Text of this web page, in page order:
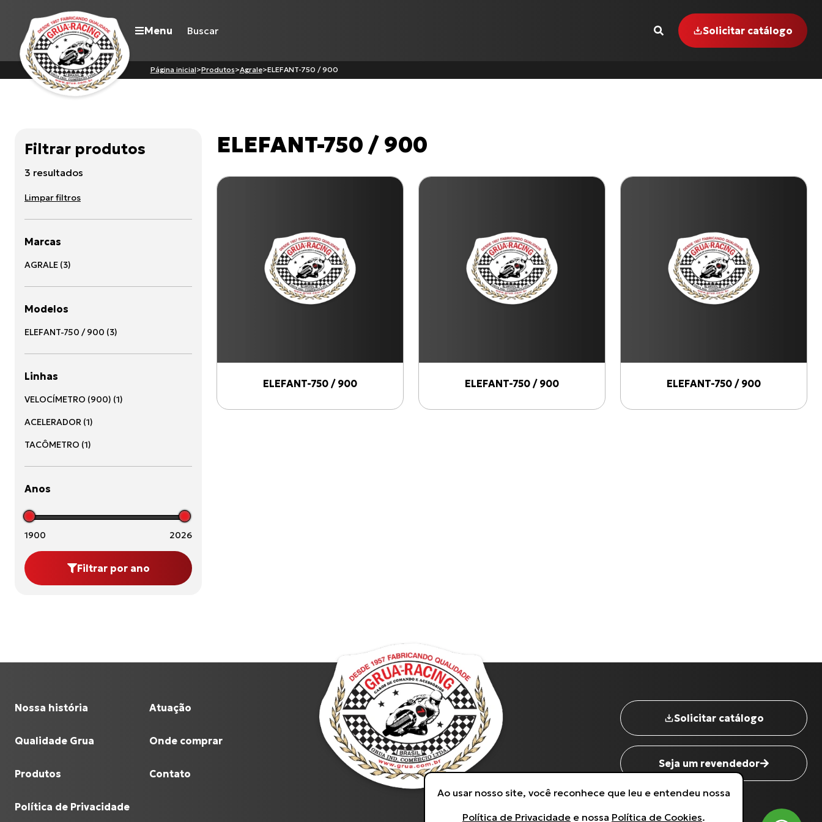
Menu
Nossa história
Qualidade Grua
Seja revendedor
Cabo de Acelerador para TIGER-855 i (99 até 00)
Cabo de Embreagem para INTERCEPTOR-650
Solicitar catálogo
Página inicial>Produtos>Agrale>ELEFANT-750 / 900
Filtrar produtos
3 resultados
Limpar filtros
Marcas
AGRALE (3)
Modelos
ELEFANT-750 / 900 (3)
Linhas
VELOCÍMETRO (900) (1)
ACELERADOR (1)
TACÔMETRO (1)
Anos
1900 2026
Filtrar por ano
ELEFANT-750 / 900
ELEFANT-750 / 900 ELEFANT-750 / 900 ELEFANT-750 / 900
Nossa história
Qualidade Grua
Produtos
Política de Privacidade
Atuação
Onde comprar
Contato
Solicitar catálogo
Seja um revendedor
Digite seu Email *
Ao usar nosso site, você reconhece que leu e entendeu nossa
Política de Privacidade e nossa Política de Cookies.